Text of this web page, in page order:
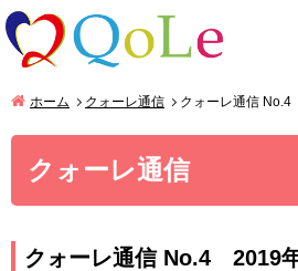
ホーム クォーレ通信 クォーレ通信
クォーレ通信
クォーレ通信 No.4 2019